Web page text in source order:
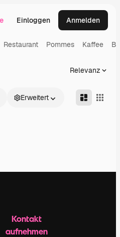
Einloggen Anmelden
Restaurant Pommes Kaffee
Relevanz
Erweitert
Kontakt
aufnehmen